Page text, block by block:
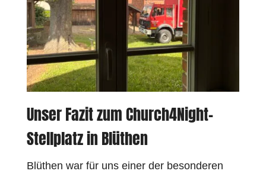
Unser Fazit zum Church4Night-
Stellplatz in Blüthen
Blüthen war für uns einer der besonderen